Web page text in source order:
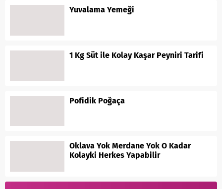
Yuvalama Yemeği
1 Kg Süt ile Kolay Kaşar Peyniri Tarifi
Pofidik Poğaça
Oklava Yok Merdane Yok O Kadar
Kolayki Herkes Yapabilir